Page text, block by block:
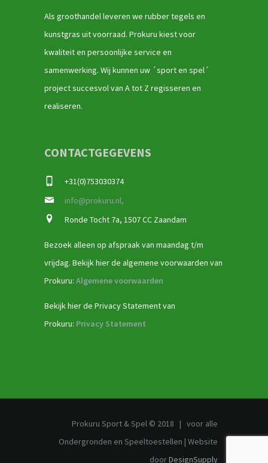
Als groothandel leveren we rubber tegels en
kunstgras uit voorraad. Prokuru kiest voor
kwaliteit en persoonlijke service en
samenwerking. Wij kunnen uw ´sport en spel´
project succesvol van A tot Z regisseren en
realiseren.
CONTACTGEGEVENS
+31(0)753030374
info@prokuru.nl,
Ronde Tocht 7a, 1507 CC Zaandam
Bezoek alleen op afspraak van maandag t/m
vrijdag. Bekijk hier de algemene voorwaarden van
Prokuru: Algemene voorwaarden
Bekijk hier de Privacy Statement van
Prokuru: Privacy Statement
Prokuru Sport & Spel © 2018 | voor alle
Ondergronden en Speeltoestellen | Website
doorDesignSupply